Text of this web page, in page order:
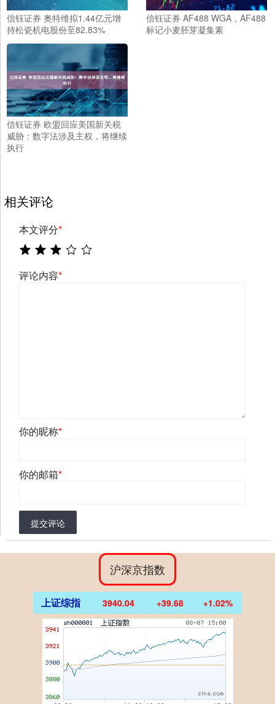
信钰证券 奥特维拟1.44亿元增
持松瓷机电股份至82.83%
信钰证券 AF488 WGA，AF488
标记小麦胚芽凝集素
信钰证券 欧盟回应美国新关税
威胁：数字法涉及主权，将继续
执行
相关评论
本文评分*
评论内容*
你的昵称*
你的邮箱*
提交评论
沪深京指数
上证综指 3940.04 +39.68 +1.02%